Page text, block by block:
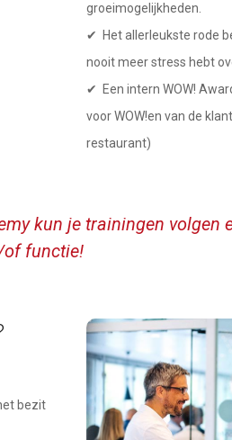
groeimogelijkheden.
✔ Het allerleukste rode
nooit meer stress hebt
✔ Een intern WOW!
voor WOW!en van de
restaurant)
kun je trainingen volgen
of functie!
bezit